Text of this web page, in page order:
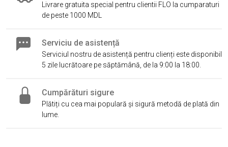
Livrare gratuita special pentru clientii FLO la cumparaturi
de peste 1000 MDL
Serviciu de asistență
Serviciul nostru de asistență pentru clienți este disponibil
5 zile lucrătoare pe săptămână, de la 9:00 la 18:00.
Cumpărături sigure
Plătiți cu cea mai populară și sigură metodă de plată din
lume.